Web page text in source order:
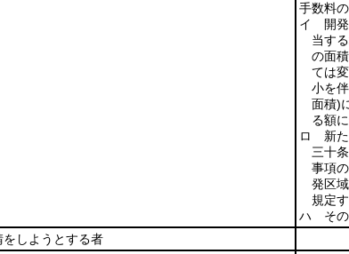
手数料
イ 開発
当す
の面積
ては
小を
面積)
る額
ロ 新た
三十
事項
発区
規定
ハ その
しようとする者